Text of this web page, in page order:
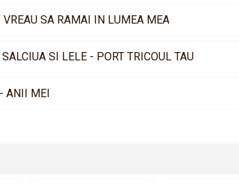
VREAU SA RAMAI IN LUMEA MEA
SI LELE - PORT TRICOUL TAU
ANII MEI